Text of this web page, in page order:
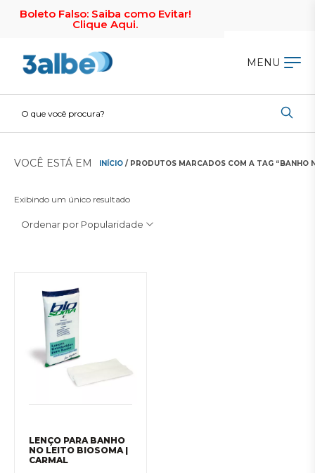
Boleto Falso: Saiba como Evitar!
Clique Aqui.
MENU
VOCÊ ESTÁ EM INÍCIO / PRODUTOS MARCADOS COM A TAG “BANHO
Exibindo um único resultado
Ordenar por Popularidade
LENÇO PARA BANHO
NO LEITO BIOSOMA |
CARMAL